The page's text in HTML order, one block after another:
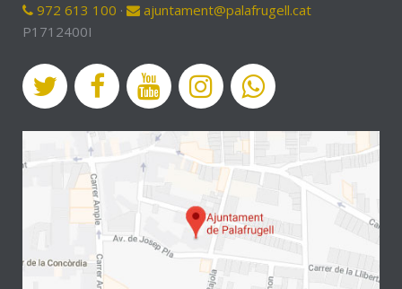
972 613 100 ·
ajuntament@palafrugell.cat
P1712400I